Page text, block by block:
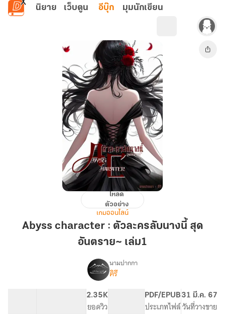
ข้ามไปยังเนื้อหาหลัก
นิยาย เว็บตูน อีบุ๊ก มุมนักเขียน
Abyss
character
:
ละคร
อันตราย~
โหลด
ตัวอย่าง
เกมออนไลน์
Abyss character : ตัวละครลับนางนี้ สุด
อันตราย~ เล่ม1
เรื่อง
นามปากกา
คิรี
2.35K
ยอดวิว
PDF/EPUB
ประเภทไฟล์
31 มี.ค. 67
วันที่วางขาย